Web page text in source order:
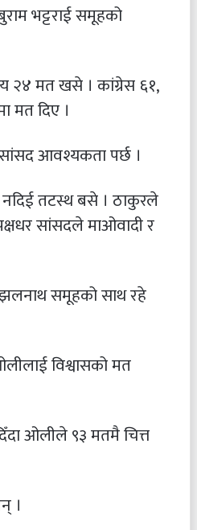
भट्टराई समूहको
२४ मत खसे । कांग्रेस ६१,
मत दिए ।
आवश्यकता पर्छ ।
नदिई तटस्थ बसे । ठाकुरले
सांसदले माओवादी र
समूहको साथ रहे
विश्वासको मत
ओलीले ९३ मतमै चित्त
।